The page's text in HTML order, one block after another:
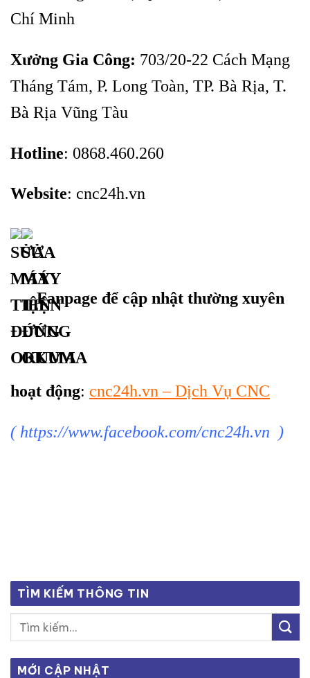
Chí Minh
Xưởng Gia Công: 703/20-22 Cách Mạng
Tháng Tám, P. Long Toàn, TP. Bà Rịa, T.
Bà Rịa Vũng Tàu
Hotline: 0868.460.260
Website: cnc24h.vn
Fanpage để cập nhật thường xuyên
hoạt động: cnc24h.vn – Dịch Vụ CNC
(https://www.facebook.com/cnc24h.vn )
TÌM KIẾM THÔNG TIN
MỚI CẬP NHẬT